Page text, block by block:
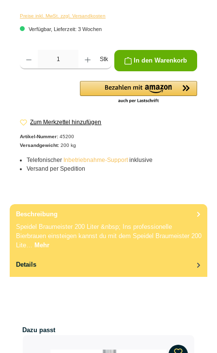
Preise inkl. MwSt. zzgl. Versandkosten
Verfügbar, Lieferzeit: 3 Wochen
Produkt Anzahl: Gib den gewünschten Wert ein oder benutze die Schaltflächen um
Stk In den Warenkorb
Zum Merkzettel hinzufügen
Artikel-Nummer: 45200
Versandgewicht: 200 kg
Telefonischer Inbetriebnahme-Supportinklusive
Versand per Spedition
Beschreibung
Speidel Braumeister 200 Liter &nbsp; Ins professionelle
Bierbrauen einsteigen kannst du mit dem Speidel Braumeister 200
Lite… Mehr
Details
Produktgalerie überspringen
Dazu passt